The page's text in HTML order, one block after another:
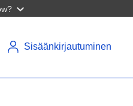
Sisäänkirjautuminen